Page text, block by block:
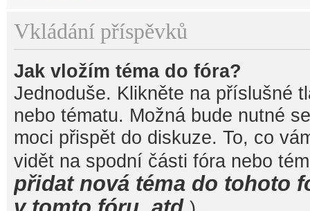
Vkládání příspěvků
Jak vložím téma do fóra?
Jednoduše. Klikněte na příslušné
nebo tématu. Možná bude nutné
moci přispět do diskuze. To, co
vidět na spodní části fóra nebo
přidat nová téma do tohoto